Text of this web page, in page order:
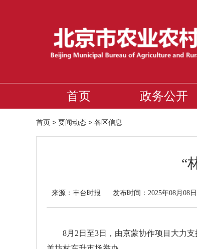
首页 政务公开
首页 > 要闻动态 > 各区信息
“
来源： 丰台时报 发布时间：2025年08月08日
8月2日至3日，由京蒙协作项目大力支